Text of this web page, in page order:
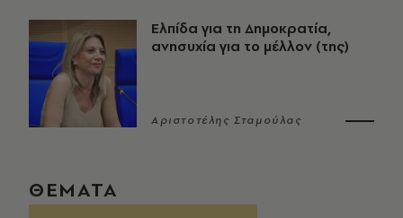
Ελπίδα για τη Δημοκρατία,
ανησυχία για το μέλλον (της)
Αριστοτέλης Σταμούλας
ΘΕΜΑΤΑ